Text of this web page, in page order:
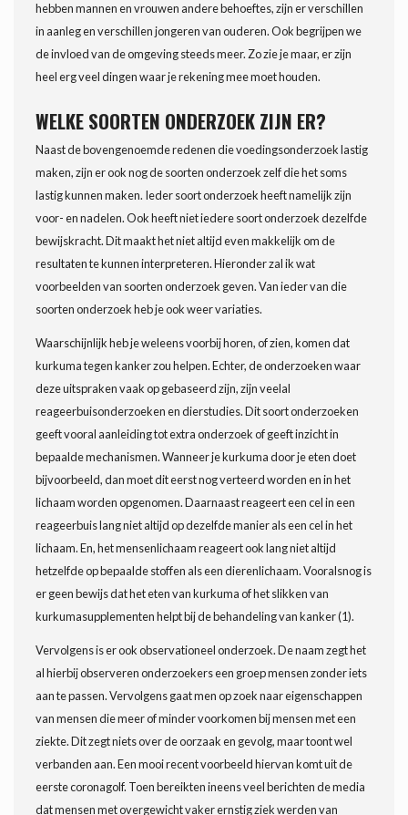
hebben mannen en vrouwen andere behoeftes, zijn er verschillen
in aanleg en verschillen jongeren van ouderen. Ook begrijpen we
de invloed van de omgeving steeds meer. Zo zie je maar, er zijn
heel erg veel dingen waar je rekening mee moet houden.
WELKE SOORTEN ONDERZOEK ZIJN ER?
Naast de bovengenoemde redenen die voedingsonderzoek lastig
maken, zijn er ook nog de soorten onderzoek zelf die het soms
lastig kunnen maken. Ieder soort onderzoek heeft namelijk zijn
voor- en nadelen. Ook heeft niet iedere soort onderzoek dezelfde
bewijskracht. Dit maakt het niet altijd even makkelijk om de
resultaten te kunnen interpreteren. Hieronder zal ik wat
voorbeelden van soorten onderzoek geven. Van ieder van die
soorten onderzoek heb je ook weer variaties.
Waarschijnlijk heb je weleens voorbij horen, of zien, komen dat
kurkuma tegen kanker zou helpen. Echter, de onderzoeken waar
deze uitspraken vaak op gebaseerd zijn, zijn veelal
reageerbuisonderzoeken en dierstudies. Dit soort onderzoeken
geeft vooral aanleiding tot extra onderzoek of geeft inzicht in
bepaalde mechanismen. Wanneer je kurkuma door je eten doet
bijvoorbeeld, dan moet dit eerst nog verteerd worden en in het
lichaam worden opgenomen. Daarnaast reageert een cel in een
reageerbuis lang niet altijd op dezelfde manier als een cel in het
lichaam. En, het mensenlichaam reageert ook lang niet altijd
hetzelfde op bepaalde stoffen als een dierenlichaam. Vooralsnog is
er geen bewijs dat het eten van kurkuma of het slikken van
kurkumasupplementen helpt bij de behandeling van kanker (1).
Vervolgens is er ook observationeel onderzoek. De naam zegt het
al hierbij observeren onderzoekers een groep mensen zonder iets
aan te passen. Vervolgens gaat men op zoek naar eigenschappen
van mensen die meer of minder voorkomen bij mensen met een
ziekte. Dit zegt niets over de oorzaak en gevolg, maar toont wel
verbanden aan. Een mooi recent voorbeeld hiervan komt uit de
eerste coronagolf. Toen bereikten ineens veel berichten de media
dat mensen met overgewicht vaker ernstig ziek werden van